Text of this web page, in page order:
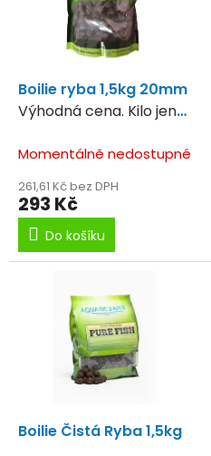
d
u
Boilie ryba 1,5kg 20mm
Výhodná cena. Kilo jen
Momentálně nedostupné
261,61 Kč bez DPH
293 Kč
Do košíku
Boilie Čistá Ryba 1,5kg